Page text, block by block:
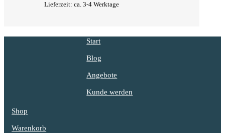
Lieferzeit: ca. 3-4 Werktage
Start
Blog
Angebote
Kunde werden
Shop
Warenkorb